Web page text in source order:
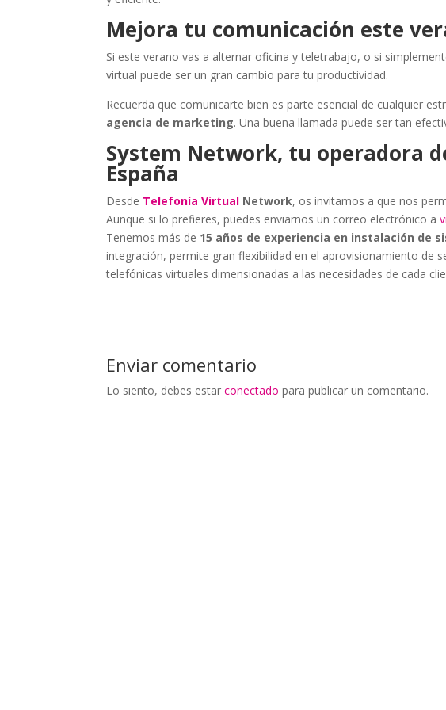
Mejora tu comunicación este
Si este verano vas a alternar oficina y teletrabajo, o si
virtual puede ser un gran cambio para tu productividad.
Recuerda que comunicarte bien es parte esencial de cualquier
agencia de marketing. Una buena llamada puede ser tan
System Network, tu operadora
España
Desde Telefonía Virtual Network, os invitamos a que nos
Aunque si lo prefieres, puedes enviarnos un correo electrónico a
Tenemos más de 15 años de experiencia en instalación de
integración, permite gran flexibilidad en el aprovisionamiento de
telefónicas virtuales dimensionadas a las necesidades de cada
Enviar comentario
Lo siento, debes estarconectado para publicar un comentario.